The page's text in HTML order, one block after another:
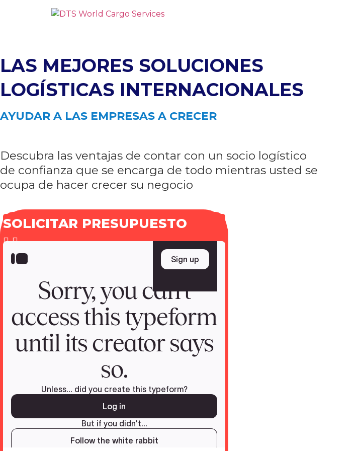
LAS MEJORES SOLUCIONES
LOGÍSTICAS INTERNACIONALES
AYUDAR A LAS EMPRESAS A CRECER
Descubra las ventajas de contar con un socio logístico
de confianza que se encarga de todo mientras usted se
ocupa de hacer crecer su negocio
SOLICITAR PRESUPUESTO